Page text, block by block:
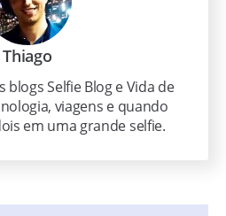
Thiago
Selfie Blog e Vida de
viagens e quando
em uma grande selfie.